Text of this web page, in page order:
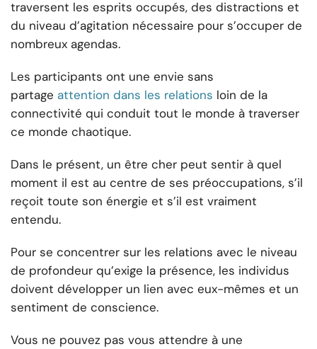
traversent les esprits occupés, des distractions et
du niveau d’agitation nécessaire pour s’occuper de
nombreux agendas.
Les participants ont une envie sans
partage attention dans les relations loin de la
connectivité qui conduit tout le monde à traverser
ce monde chaotique.
Dans le présent, un être cher peut sentir à quel
moment il est au centre de ses préoccupations, s’il
reçoit toute son énergie et s’il est vraiment
entendu.
Pour se concentrer sur les relations avec le niveau
de profondeur qu’exige la présence, les individus
doivent développer un lien avec eux-mêmes et un
sentiment de conscience.
Vous ne pouvez pas vous attendre à une